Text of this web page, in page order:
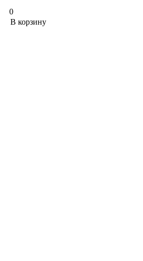
0
В корзину